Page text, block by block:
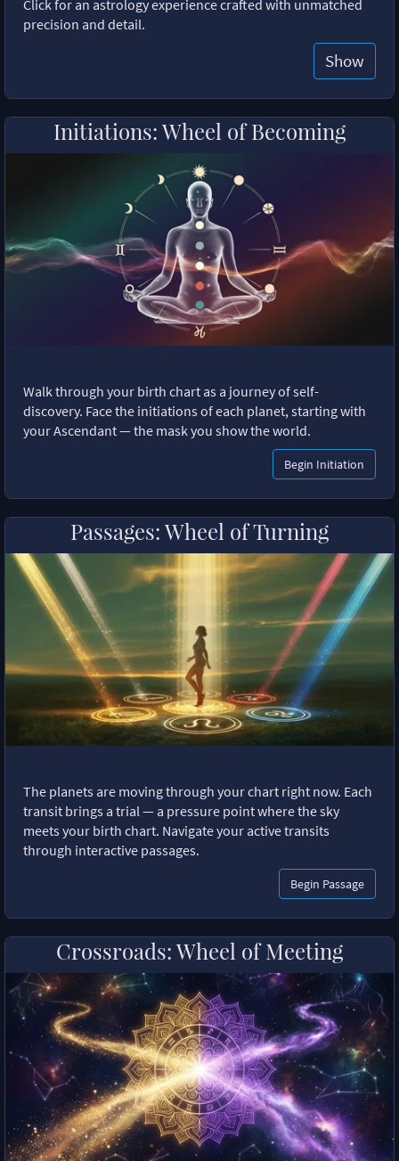
Click for an astrology experience crafted with unmatched
precision and detail.
Show
Initiations: Wheel of Becoming
Walk through your birth chart as a journey of self-
discovery. Face the initiations of each planet, starting with
your Ascendant — the mask you show the world.
Begin Initiation
Passages: Wheel of Turning
The planets are moving through your chart right now. Each
transit brings a trial — a pressure point where the sky
meets your birth chart. Navigate your active transits
through interactive passages.
Begin Passage
Crossroads: Wheel of Meeting